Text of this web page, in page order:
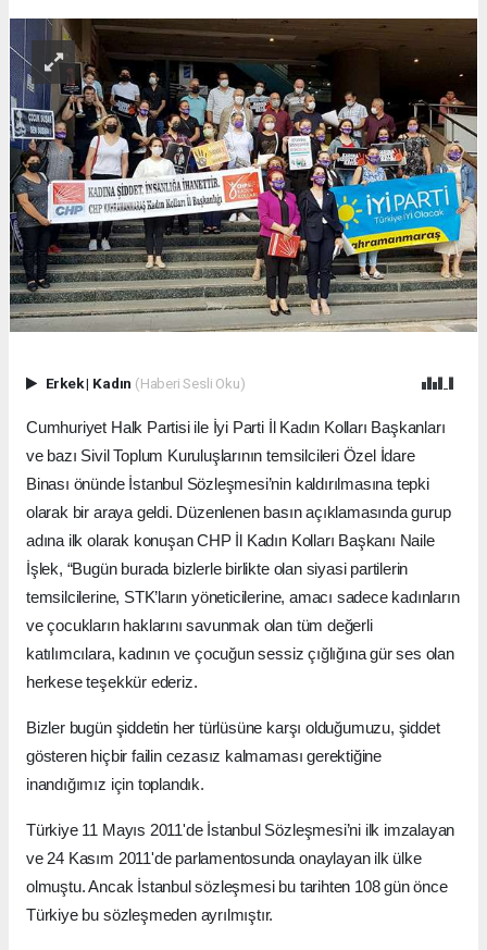
Erkek| Kadın (Haberi Sesli Oku)
Cumhuriyet Halk Partisi ile İyi Parti İl Kadın Kolları Başkanları
ve bazı Sivil Toplum Kuruluşlarının temsilcileri Özel İdare
Binası önünde İstanbul Sözleşmesi’nin kaldırılmasına tepki
olarak bir araya geldi. Düzenlenen basın açıklamasında gurup
adına ilk olarak konuşan CHP İl Kadın Kolları Başkanı Naile
İşlek, “Bugün burada bizlerle birlikte olan siyasi partilerin
temsilcilerine, STK’ların yöneticilerine, amacı sadece kadınların
ve çocukların haklarını savunmak olan tüm değerli
katılımcılara, kadının ve çocuğun sessiz çığlığına gür ses olan
herkese teşekkür ederiz.
Bizler bugün şiddetin her türlüsüne karşı olduğumuzu, şiddet
gösteren hiçbir failin cezasız kalmaması gerektiğine
inandığımız için toplandık.
Türkiye 11 Mayıs 2011'de İstanbul Sözleşmesi’ni ilk imzalayan
ve 24 Kasım 2011'de parlamentosunda onaylayan ilk ülke
olmuştu. Ancak İstanbul sözleşmesi bu tarihten 108 gün önce
Türkiye bu sözleşmeden ayrılmıştır.